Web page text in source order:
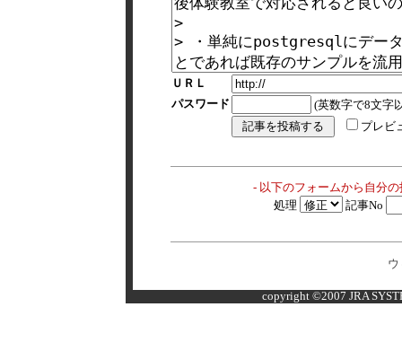
ＵＲＬ
パスワード
(英数字で8文字
プレビ
- 以下のフォームから自分
処理
記事No
copyright ©2007 JRA